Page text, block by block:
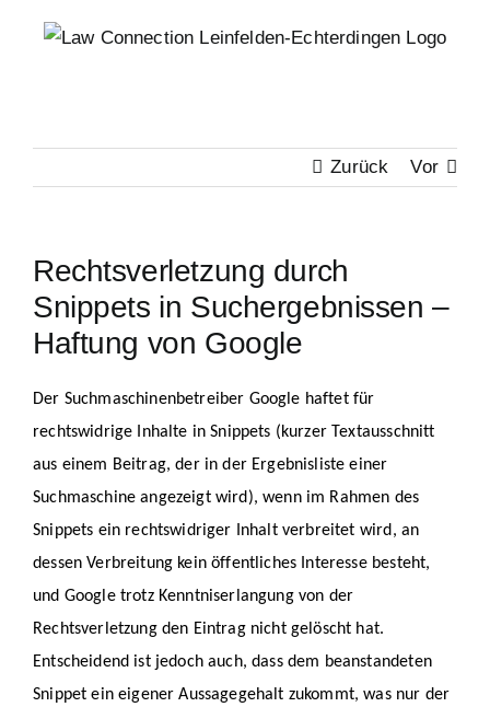
Zurück Vor
Rechtsverletzung durch
Snippets in Suchergebnissen –
Haftung von Google
Der Suchmaschinenbetreiber Google haftet für
rechtswidrige Inhalte in Snippets (kurzer Textausschnitt
aus einem Beitrag, der in der Ergebnisliste einer
Suchmaschine angezeigt wird), wenn im Rahmen des
Snippets ein rechtswidriger Inhalt verbreitet wird, an
dessen Verbreitung kein öffentliches Interesse besteht,
und Google trotz Kenntniserlangung von der
Rechtsverletzung den Eintrag nicht gelöscht hat.
Entscheidend ist jedoch auch, dass dem beanstandeten
Snippet ein eigener Aussagegehalt zukommt, was nur der